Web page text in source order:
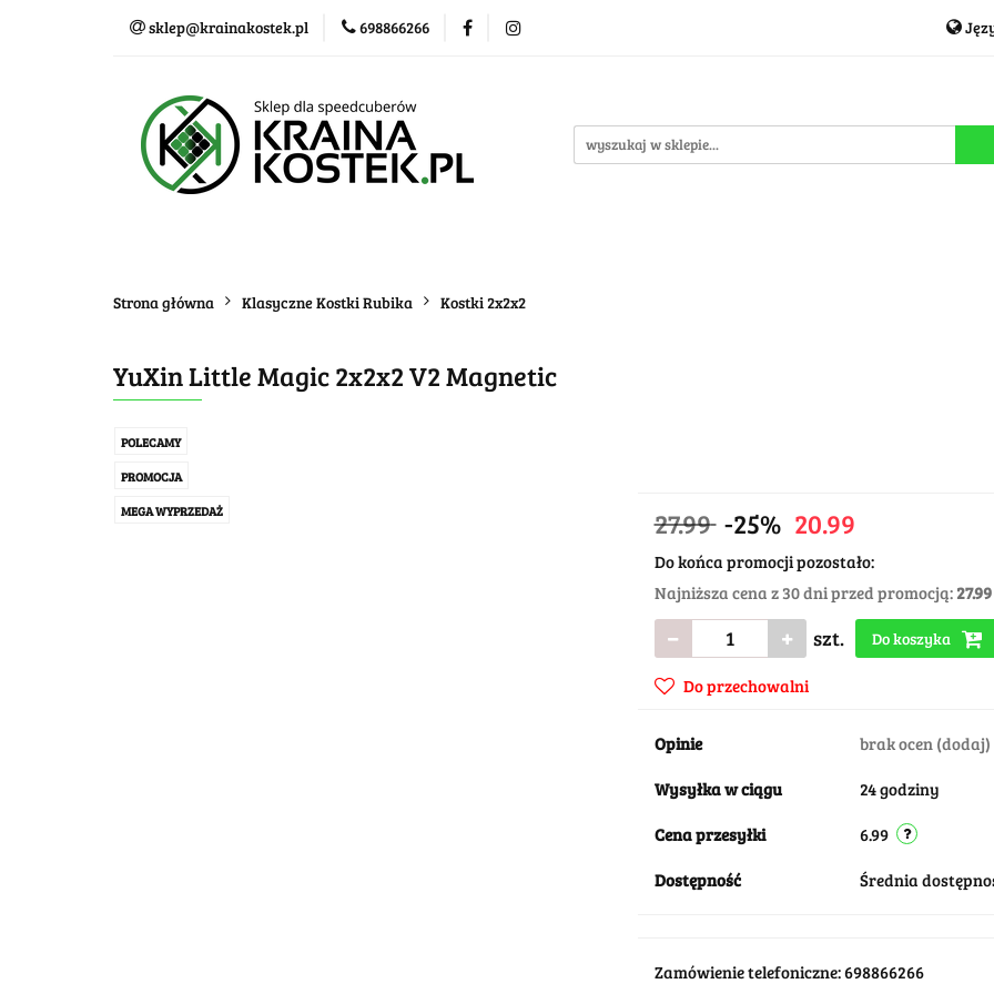
sklep@krainakostek.pl 698866266
Klasyczne kostki
Nowości
Strona główna Klasyczne Kostki Rubika Kostki 2x2x2
YuXin Little Magic 2x2x2 V2 Magnetic
POLECAMY
PROMOCJA
MEGA WYPRZEDAŻ 27.99 -25% 20.99
Do końca promocji pozostało:
Najniższa cena z 30 dni przed promocją: 27.99
szt. Do koszyka
Do przechowalni
Opinie brak ocen (dodaj)
Wysyłka w ciągu 24 godziny
Cena przesyłki 6.99
Dostępność Średnia
Zamówienie telefoniczne: 698866266